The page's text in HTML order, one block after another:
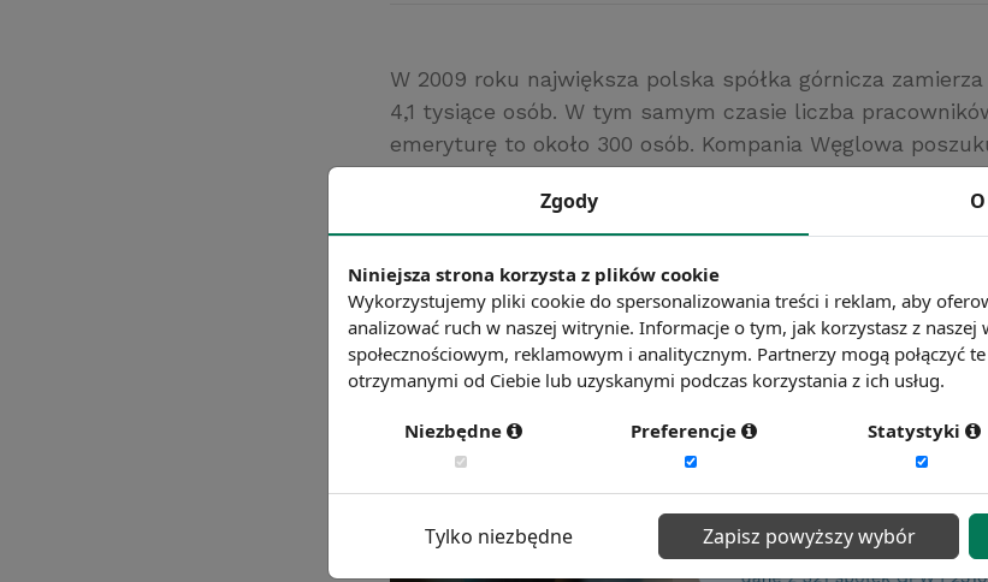
W 2009 roku największa polska spółka górnicza
4,1 tysiące osób. W tym samym czasie liczba
emeryturę to około 300 osób. Kompania Węglowa
przeróbki mechanicznej węgla.
Źródło: biznes.onet.pl
Chcesz wiedzieć więcej?Zobacz więcej wiadomości
Zgody
Niniejsza strona korzysta z plików cookie
Wykorzystujemy pliki cookie do spersonalizowania treści i reklam, aby
analizować ruch w naszej witrynie. Informacje o tym, jak korzystasz z
społecznościowym, reklamowym i analitycznym. Partnerzy mogą połączyć
otrzymanymi od Ciebie lub uzyskanymi podczas korzystania z ich usług.
Niezbędne Preferencje Statystyki
Tylko niezbędne Zapisz powyższy wybór